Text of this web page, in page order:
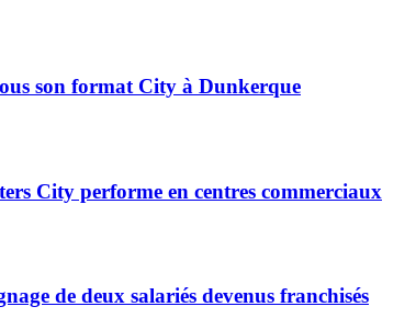
son format City à Dunkerque
City performe en centres commerciaux
de deux salariés devenus franchisés